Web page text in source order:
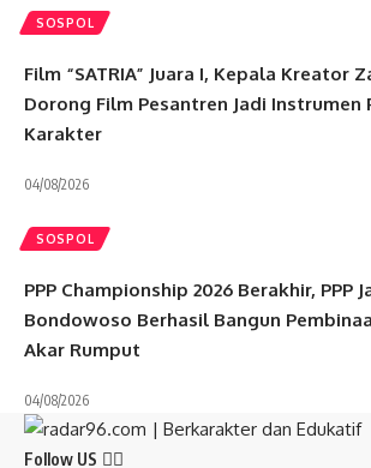
SOSPOL
Film “SATRIA” Juara I, Kepala Kreator
Dorong Film Pesantren Jadi Instrumen
Karakter
04/08/2026
SOSPOL
PPP Championship 2026 Berakhir, PPP
Bondowoso Berhasil Bangun
Akar Rumput
04/08/2026
Follow US